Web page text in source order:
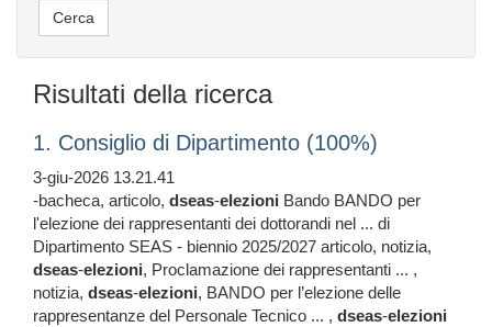
Risultati della ricerca
1. Consiglio di Dipartimento (100%)
3-giu-2026 13.21.41
-bacheca, articolo, dseas-elezioni Bando BANDO per
l'elezione dei rappresentanti dei dottorandi nel ... di
Dipartimento SEAS - biennio 2025/2027 articolo, notizia,
dseas-elezioni, Proclamazione dei rappresentanti ... ,
notizia, dseas-elezioni, BANDO per l’elezione delle
rappresentanze del Personale Tecnico ... , dseas-elezioni